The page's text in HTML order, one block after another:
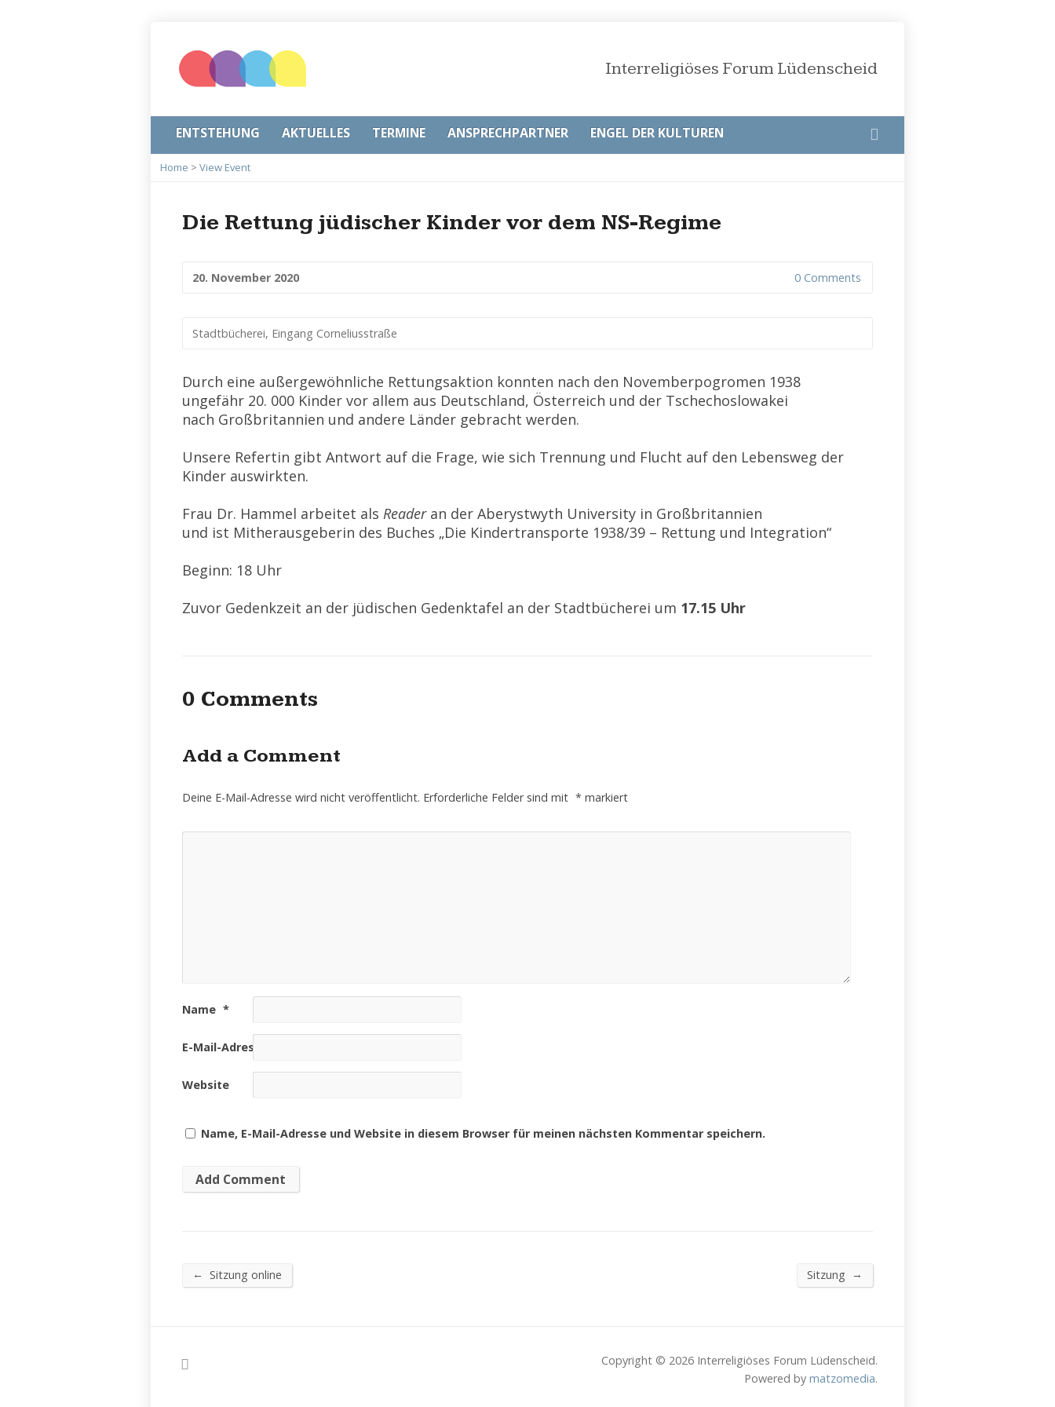
Interreligiöses Forum Lüdenscheid
ENTSTEHUNG AKTUELLES TERMINE ANSPRECHPARTNER ENGEL DER KULTUREN
Home > View Event
Die Rettung jüdischer Kinder vor dem NS-Regime
20. November 2020 0 Comments
Stadtbücherei, Eingang Corneliusstraße
Durch eine außergewöhnliche Rettungsaktion konnten nach den Novemberpogromen 1938
ungefähr 20. 000 Kinder vor allem aus Deutschland, Österreich und der Tschechoslowakei
nach Großbritannien und andere Länder gebracht werden.
Unsere Refertin gibt Antwort auf die Frage, wie sich Trennung und Flucht auf den Lebensweg der
Kinder auswirkten.
Frau Dr. Hammel arbeitet als Readeran der Aberystwyth University in Großbritannien
und ist Mitherausgeberin des Buches „Die Kindertransporte 1938/39 – Rettung und Integration“
Beginn: 18 Uhr
Zuvor Gedenkzeit an der jüdischen Gedenktafel an der Stadtbücherei um 17.15 Uhr
0 Comments
Add a Comment
Deine E-Mail-Adresse wird nicht veröffentlicht. Erforderliche Felder sind mit * markiert
Name *
E-Mail-Adresse
Website
Name, E-Mail-Adresse und Website in diesem Browser für meinen nächsten Kommentar speichern.
← Sitzung online Sitzung →
Copyright © 2026 Interreligiöses Forum Lüdenscheid.
Powered bymatzomedia.